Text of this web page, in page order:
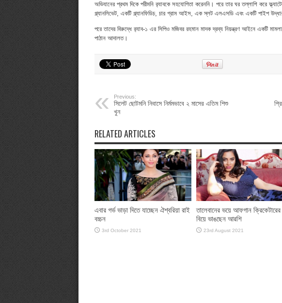
অভিযানের প্রথম দিকে পরীমনি র‌্যাবকে সহযোগিতা করেননি। পরে তার ঘর তল্লাশি করে
গ্ল্যানলিভেট, একটি গ্ল্যানফিডিচ, চার গ্রাম আইস, এক স্লট এলএসডি এবং একটি পাইপ
পরে তাদের বিরুদ্ধে র‌্যাব-১ এর সিপিও মজিবর রহমান মাদক দ্রব্য নিয়ন্ত্রণ আইনে একটি মামলা
পাঠান আদালত।
Previous:
সিলেট ছোটমনি নিবাসে নির্মমভাবে ২ মাসের এতিম শিশু
খুন
RELATED ARTICLES
এবার গর্ভ ভাড়া দিতে যাচ্ছেন ঐশ্বরিয়া রাই
বচ্চন
3rd October 2021
তালেবানের ভয়ে আফগান ক্রিকেটারের
বিয়ে ভাঙছেন আরশি
23rd August 2021